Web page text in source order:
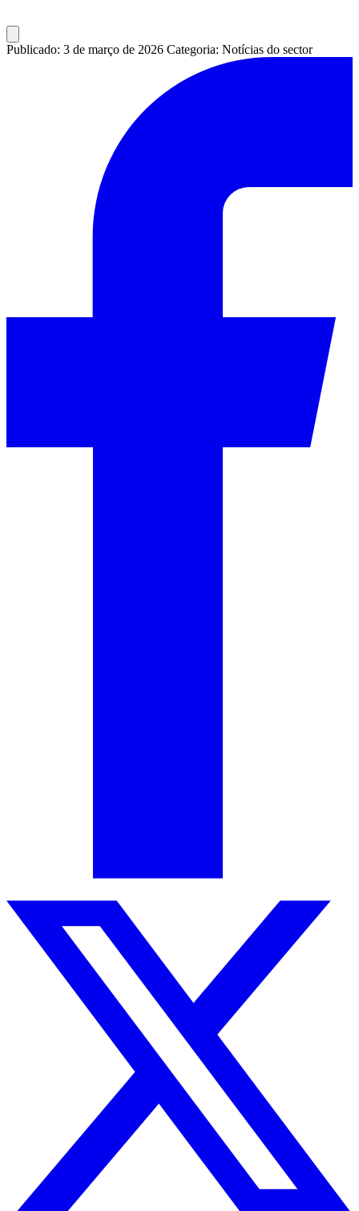
Publicado: 3 de março de 2026 Categoria: Notícias do sector